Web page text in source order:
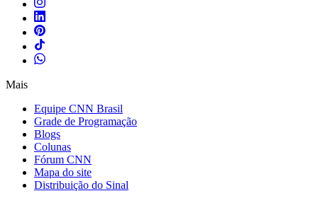
Mais
Equipe CNN Brasil
Grade de Programação
Blogs
Colunas
Fórum CNN
Mapa do site
Distribuição do Sinal